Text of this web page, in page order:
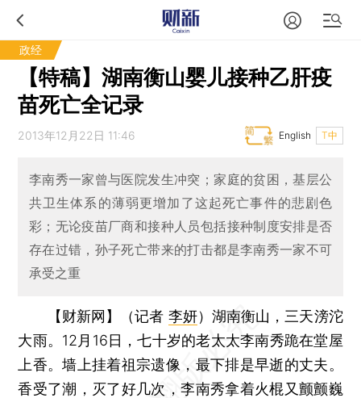
政经
【特稿】湖南衡山婴儿接种乙肝疫
苗死亡全记录
2013年12月22日 11:46 T中
English
李南秀一家曾与医院发生冲突；家庭的贫困，基层公
共卫生体系的薄弱更增加了这起死亡事件的悲剧色
彩；无论疫苗厂商和接种人员包括接种制度安排是否
存在过错，孙子死亡带来的打击都是李南秀一家不可
承受之重
【财新网】（记者 李妍） 湖南衡山，三天滂沱
大雨。12月16日，七十岁的老太太李南秀跪在堂屋
上香。墙上挂着祖宗遗像，最下排是早逝的丈夫。
香受了潮，灭了好几次，李南秀拿着火棍又颤颤巍